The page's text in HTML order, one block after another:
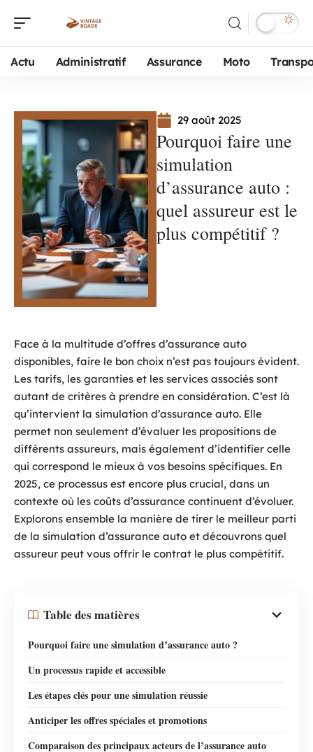
Actu Administratif Assurance Moto
29 août 2025
Pourquoi faire une
simulation
d’assurance auto :
quel assureur est le
plus compétitif ?
Face à la multitude d’offres d’assurance auto
disponibles, faire le bon choix n’est pas toujours évident.
Les tarifs, les garanties et les services associés sont
autant de critères à prendre en considération. C’est là
qu’intervient la simulation d’assurance auto. Elle
permet non seulement d’évaluer les propositions de
différents assureurs, mais également d’identifier celle
qui correspond le mieux à vos besoins spécifiques. En
2025, ce processus est encore plus crucial, dans un
contexte où les coûts d’assurance continuent d’évoluer.
Explorons ensemble la manière de tirer le meilleur parti
de la simulation d’assurance auto et découvrons quel
assureur peut vous offrir le contrat le plus compétitif.
Table des matières
Pourquoi faire une simulation d’assurance auto ?
Un processus rapide et accessible
Les étapes clés pour une simulation réussie
Anticiper les offres spéciales et promotions
Comparaison des principaux acteurs de l’assurance auto